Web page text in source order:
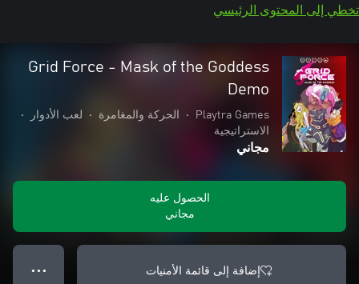
تخطي إلى المحتوى الرئيسي
Grid Force - Mask of the Goddess
Demo
Playtra Games
• الحركة والمغامرة • لعب الأدوار
•
الاستراتيجية
مجاني
الحصول عليه
مجاني
إضافة إلى قائمة الأمنيات ● ● ●